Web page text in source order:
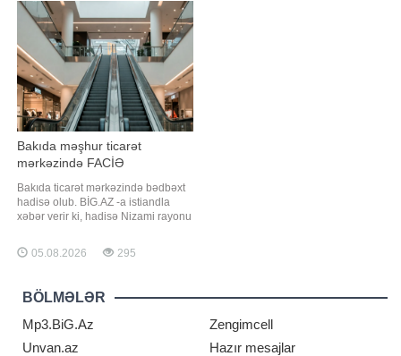
"Der Spiegel" nəşri yazır. Buna
səbəb UNESCO-nun yaxın 30 il
ərzində Aralıq dənizində güclü
sunami baş verm
Bakıda məşhur ticarət
mərkəzində FACİƏ
Bakıda ticarət mərkəzində bədbəxt
hadisə olub. BİG.AZ -a istiandla
xəbər verir ki, hadisə Nizami rayonu
mərkəzində baş verib. Burada
çalışan şəxslərdən biri liftin
klinikalardan birinə çatdırılsa da
həyatını xilas etmək mümkün
05.08.2026 295
BÖLMƏLƏR
Mp3.BiG.Az
Zengimcell
Unvan.az
Hazır mesajlar